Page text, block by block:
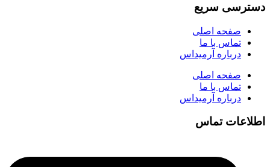
دسترسی سریع
صفحه اصلی
تماس با ما
درباره آرمیداس
صفحه اصلی
تماس با ما
درباره آرمیداس
اطلاعات تماس